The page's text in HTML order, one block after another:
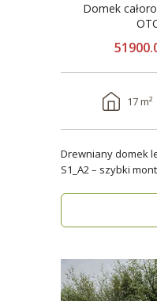
Domek
17 m²
Drewniany domek
S1_A2 – szybki